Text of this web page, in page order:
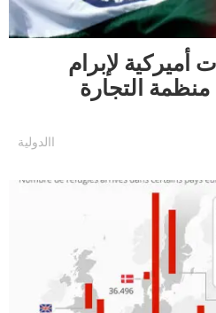
أميركية لإبرام
التجارة
االدولية